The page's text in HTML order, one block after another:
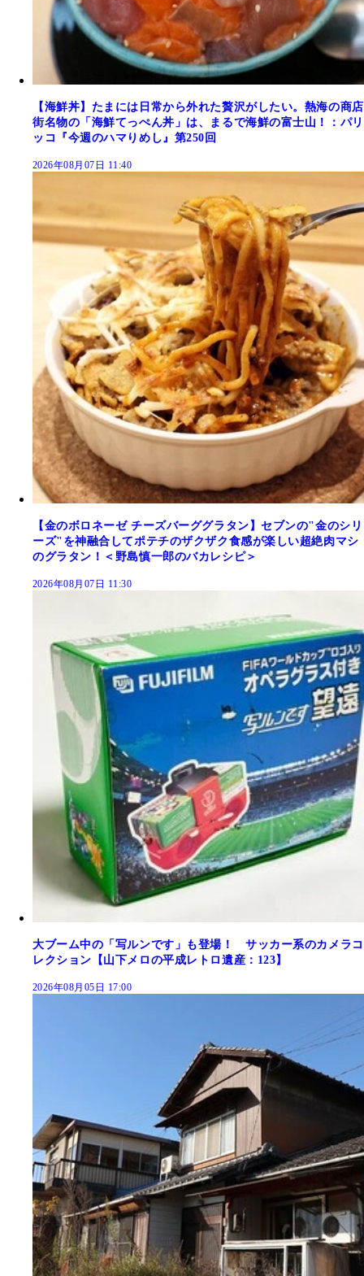
【海鮮丼】たまには日常から外れた贅沢がしたい。熱海の商店
街名物の「海鮮てっぺん丼」は、まるで海鮮の富士山！：パリ
ッコ『今週のハマりめし』第250回
2026年08月07日 11:40
【金のボロネーゼ チーズバーググラタン】セブンの"金のシリ
ーズ"を神融合してポテチのザクザク食感が楽しい超絶肉マシ
のグラタン！＜野島慎一郎のバカレシピ＞
2026年08月07日 11:30
大ブーム中の「写ルンです」も登場！ サッカー系のカメラコ
レクション【山下メロの平成レトロ遺産：123】
2026年08月05日 17:00